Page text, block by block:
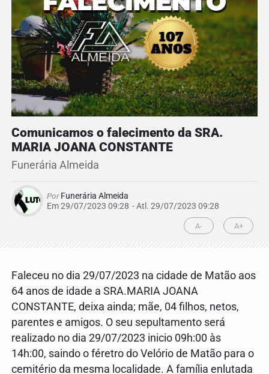
Comunicamos o falecimento da SRA.
MARIA JOANA CONSTANTE
Funerária Almeida
PorFunerária Almeida
Em 29/07/2023 09:28 - Atl. 29/07/2023 09:28
A- A+
Faleceu no dia 29/07/2023 na cidade de Matão aos
64 anos de idade a SRA.MARIA JOANA
CONSTANTE, deixa ainda; mãe, 04 filhos, netos,
parentes e amigos. O seu sepultamento será
realizado no dia 29/07/2023 inicio 09h:00 às
14h:00, saindo o féretro do Velório de Matão para o
cemitério da mesma localidade. A família enlutada